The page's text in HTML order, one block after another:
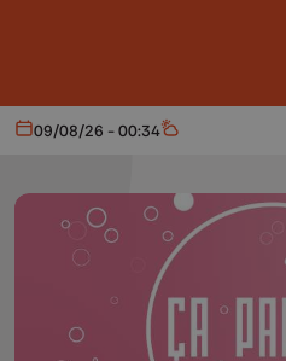
Aujourd'hui
09/08/26 - 00:34 Météo